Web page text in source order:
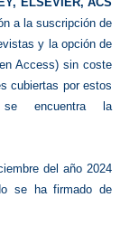
a la suscripción de
y la opción de
Access) sin coste
cubiertas por estos
se encuentra la
del año 2024
se ha firmado de